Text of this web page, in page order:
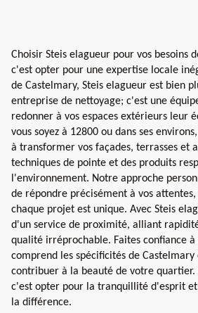
Choisir Steis elagueur pour vos besoins
c'est opter pour une expertise locale
de Castelmary, Steis elagueur est bien
entreprise de nettoyage; c'est une
redonner à vos espaces extérieurs leur
vous soyez à 12800 ou dans ses
à transformer vos façades, terrasses et
techniques de pointe et des produits
l'environnement. Notre approche
de répondre précisément à vos attentes,
chaque projet est unique. Avec Steis
d'un service de proximité, alliant
qualité irréprochable. Faites confiance
comprend les spécificités de
contribuer à la beauté de votre quartier.
c'est opter pour la tranquillité d'esprit
la différence.